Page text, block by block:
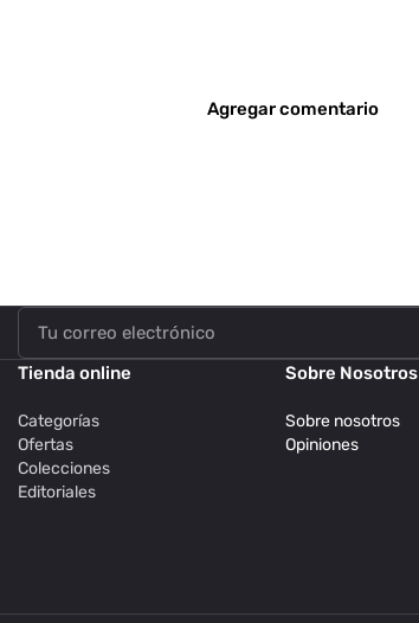
Agregar comentario
Tienda online
Categorías
Ofertas
Colecciones
Editoriales
Sobre Nosotros
Sobre nosotros
Opiniones